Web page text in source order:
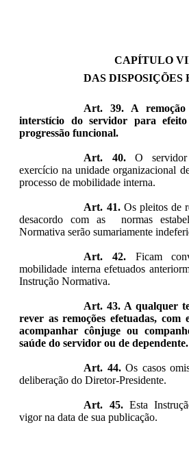
CAPÍTULO
DAS DISPOSIÇÕES
Art. 39. A
interstício do servidor para
progressão funcional.
Art. 40.O servidor
exercício na unidade organizacional
processo de mobilidade interna.
Art. 41.Os pleitos de
desacordo com as normas
Normativa serão sumariamente
Art. 42. Ficam
mobilidade interna efetuados
Instrução Normativa.
Art. 43. A qualquer
rever as remoções efetuadas, com
acompanhar cônjuge ou
saúde do servidor ou de dependente.
Art. 44.Os casos
deliberação do Diretor-Presidente.
Art. 45.Esta
vigor na data de sua publicação.